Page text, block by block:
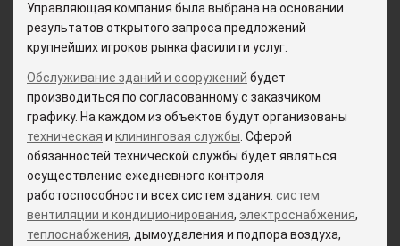
Управляющая компания была выбрана на основании
результатов открытого запроса предложений
крупнейших игроков рынка фасилити услуг.
Обслуживание зданий и сооружений будет
производиться по согласованному с заказчиком
графику. На каждом из объектов будут организованы
техническая и клининговая службы. Сферой
обязанностей технической службы будет являться
осуществление ежедневного контроля
работоспособности всех систем здания: систем
вентиляции и кондиционирования, электроснабжения,
теплоснабжения, дымоудаления и подпора воздуха,